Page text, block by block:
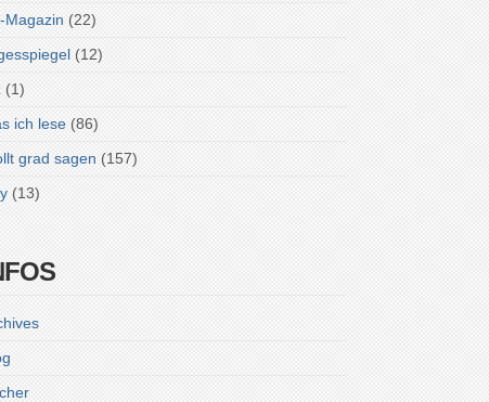
Magazin (22)
(12)
(1)
ich lese(86)
grad sagen (157)
(13)